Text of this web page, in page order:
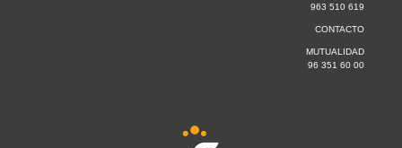
963 510 619
CONTACTO
MUTUALIDAD
96 351 60 00